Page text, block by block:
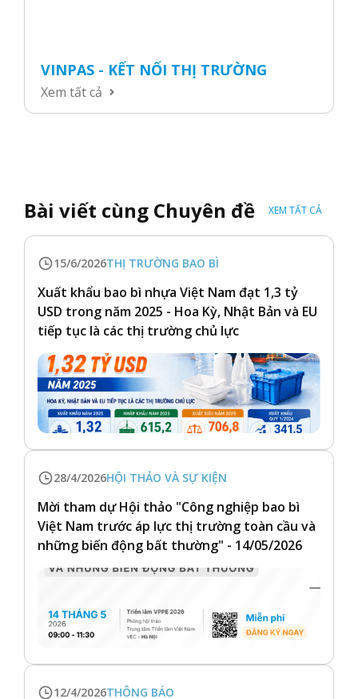
VINPAS - KẾT NỐI THỊ TRƯỜNG
Xem tất cả
Bài viết cùng Chuyên đề XEM TẤT CẢ
15/6/2026THỊ TRƯỜNG BAO BÌ
Xuất khẩu bao bì nhựa Việt Nam đạt 1,3 tỷ
USD trong năm 2025 - Hoa Kỳ, Nhật Bản và EU
tiếp tục là các thị trường chủ lực
28/4/2026HỘI THẢO VÀ SỰ KIỆN
Mời tham dự Hội thảo "Công nghiệp bao bì
Việt Nam trước áp lực thị trường toàn cầu và
những biến động bất thường" - 14/05/2026
12/4/2026THÔNG BÁO